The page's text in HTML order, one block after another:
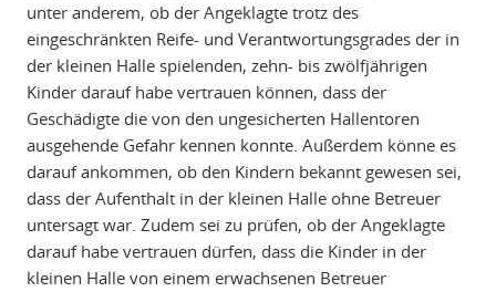
unter anderem, ob der Angeklagte trotz des
eingeschränkten Reife- und Verantwortungsgrades der in
der kleinen Halle spielenden, zehn- bis zwölfjährigen
Kinder darauf habe vertrauen können, dass der
Geschädigte die von den ungesicherten Hallentoren
ausgehende Gefahr kennen konnte. Außerdem könne es
darauf ankommen, ob den Kindern bekannt gewesen sei,
dass der Aufenthalt in der kleinen Halle ohne Betreuer
untersagt war. Zudem sei zu prüfen, ob der Angeklagte
darauf habe vertrauen dürfen, dass die Kinder in der
kleinen Halle von einem erwachsenen Betreuer